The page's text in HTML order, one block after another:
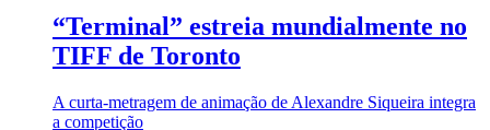
“Terminal” estreia mundialmente no
TIFF de Toronto
A curta-metragem de animação de Alexandre Siqueira integra
a competição